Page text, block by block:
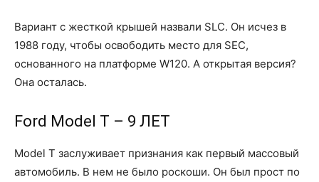
Вариант с жесткой крышей назвали SLC. Он исчез в
1988 году, чтобы освободить место для SEC,
основанного на платформе W120. А открытая версия?
Она осталась.
Ford Model T – 9 ЛЕТ
Model T заслуживает признания как первый массовый
автомобиль. В нем не было роскоши. Он был прост по